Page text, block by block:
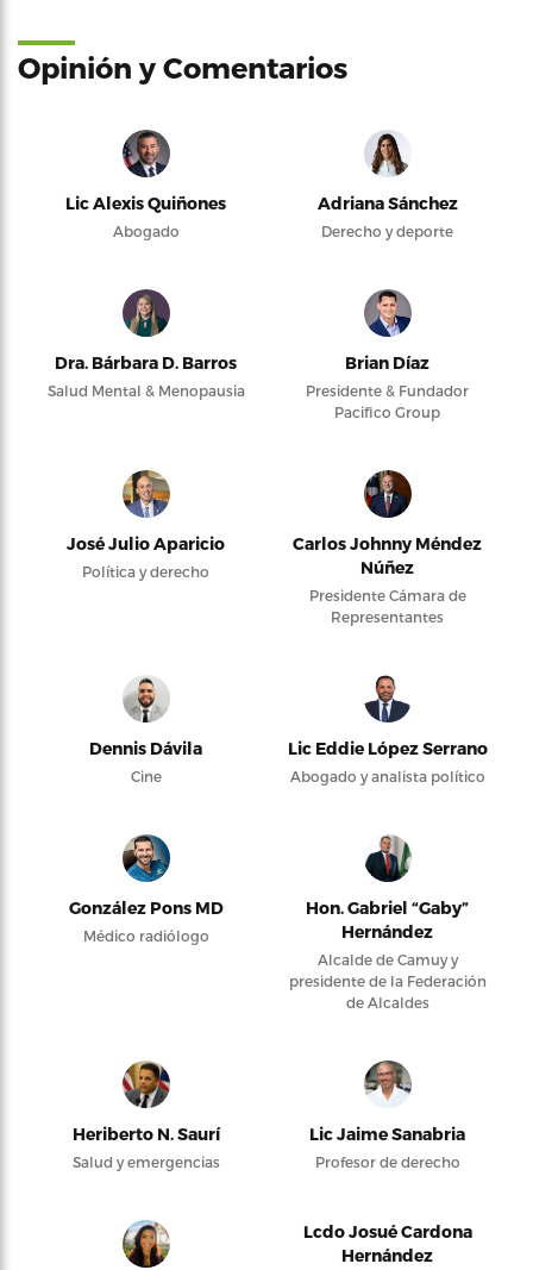
Opinión y Comentarios
Lic Alexis Quiñones
Abogado
Adriana Sánchez
Derecho y deporte
Dra. Bárbara D. Barros
Salud Mental & Menopausia
Brian Díaz
Presidente & Fundador
Pacifico Group
José Julio Aparicio
Política y derecho
Carlos Johnny Méndez
Núñez
Presidente Cámara de
Representantes
Dennis Dávila
Cine
Lic Eddie López Serrano
Abogado y analista político
González Pons MD
Médico radiólogo
Hon. Gabriel “Gaby”
Hernández
Alcalde de Camuy y
presidente de la Federación
de Alcaldes
Heriberto N. Saurí
Salud y emergencias
Lic Jaime Sanabria
Profesor de derecho
Lcdo Josué Cardona
Hernández